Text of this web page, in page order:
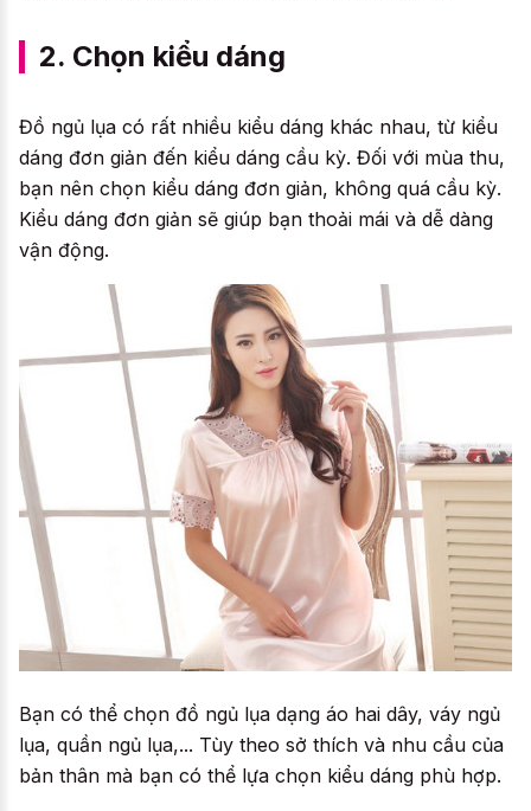
2. Chọn kiểu dáng
Đồ ngủ lụa có rất nhiều kiểu dáng khác nhau, từ kiểu
dáng đơn giản đến kiểu dáng cầu kỳ. Đối với mùa thu,
bạn nên chọn kiểu dáng đơn giản, không quá cầu kỳ.
Kiểu dáng đơn giản sẽ giúp bạn thoải mái và dễ dàng
vận động.
Bạn có thể chọn đồ ngủ lụa dạng áo hai dây, váy ngủ
lụa, quần ngủ lụa,... Tùy theo sở thích và nhu cầu của
bản thân mà bạn có thể lựa chọn kiểu dáng phù hợp.